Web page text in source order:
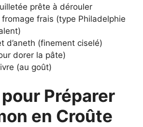
prête à dérouler
fromage frais (type Philadelphie
d’aneth (finement ciselé)
dorer la pâte)
(au goût)
Préparer
en Croûte